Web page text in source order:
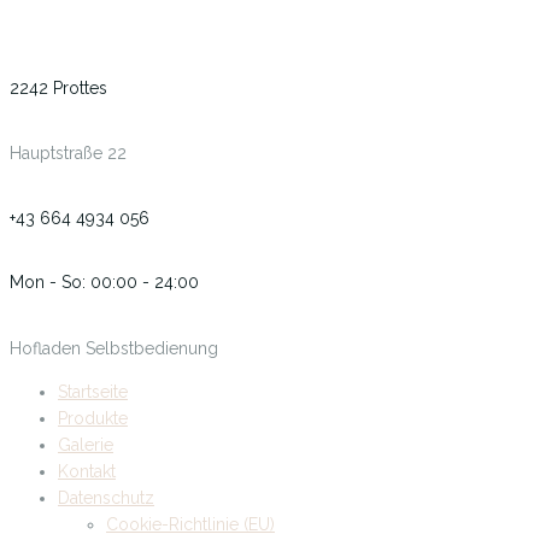
2242 Prottes
Hauptstraße 22
+43 664 4934 056
Mon - So: 00:00 - 24:00
Hofladen Selbstbedienung
Startseite
Produkte
Galerie
Kontakt
Datenschutz
Cookie-Richtlinie (EU)